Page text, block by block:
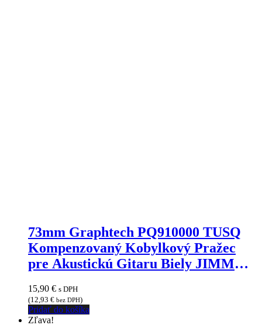
73mm Graphtech PQ910000 TUSQ
Kompenzovaný Kobylkový Pražec
pre Akustickú Gitaru Biely JIMMY
15,90 € s DPH
(12,93 € bez DPH)
Pridať do košíka
Zľava!